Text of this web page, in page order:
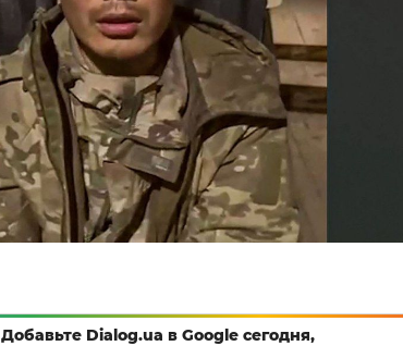
Добавьте Dialog.ua в Google сегодня,